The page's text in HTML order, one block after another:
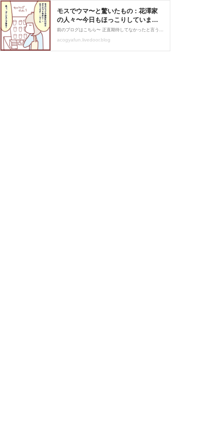
モスでウマ〜と驚いたもの : 花澤家
の人々〜今日もほっこりしていま
す〜
前のブログはこちら〜 正直期待してなかったと言うか、勝手に薄いものなんだろうな〜と思ってたんですよ。いやいや美味しかったです。また飲みたい！待ち合わせのお相手もクラムチャウダー頼んでて、こちらも美味しそうでしたね。普段モスはランチで時々食べますが、単品で頼
acogyafun.livedoor.blog